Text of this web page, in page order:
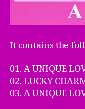
It contains the
01. A UNIQUE
02. LUCKY
03. A UNIQUE